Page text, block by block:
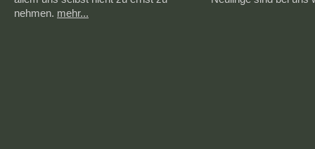
nehmen. mehr...